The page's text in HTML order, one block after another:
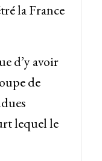
la France
d’y avoir
de
lequel le